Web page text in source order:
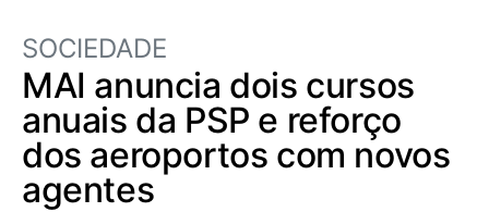
SOCIEDADE
MAI anuncia dois cursos
anuais da PSP e reforço
dos aeroportos com novos
agentes